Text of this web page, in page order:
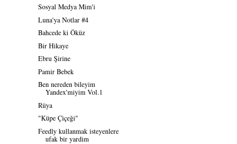
Sosyal Medya Mim'i
Luna'ya Notlar #4
Bahcede ki Öküz
Bir Hikaye
Ebru Şirine
Pamir Bebek
Ben nereden bileyim
Yandex'miyim Vol.1
Rüya
"Küpe Çiçeği"
Feedly kullanmak isteyenlere
ufak bir yardim